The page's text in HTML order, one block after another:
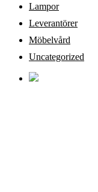
Lampor
Leverantörer
Möbelvård
Uncategorized